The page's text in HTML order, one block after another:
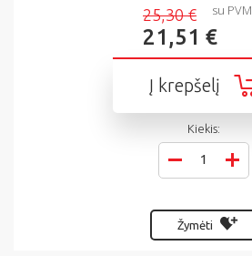
25,30 €
21,51 €
su PVM
Į krepšelį
Kiekis:
Žymėti